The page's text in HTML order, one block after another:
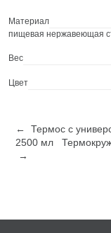
Материал
пищевая нержавеющая
Вес
Цвет
← Термос с
2500 мл
→